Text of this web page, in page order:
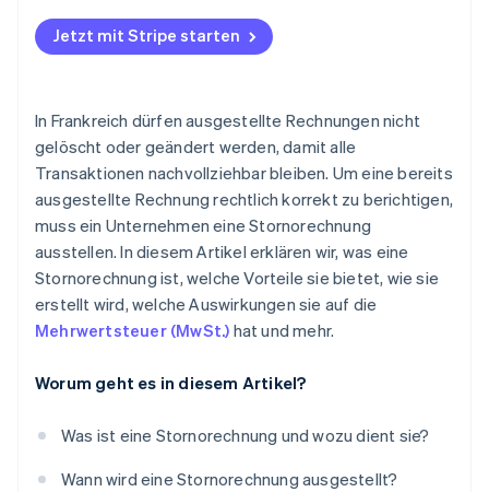
Was ist mit der Mehrwertsteuer (USt.)?
Reform der elektronischen Rechnungsstellung
Jetzt mit Stripe starten
In Frankreich dürfen ausgestellte Rechnungen nicht
gelöscht oder geändert werden, damit alle
Transaktionen nachvollziehbar bleiben. Um eine bereits
ausgestellte Rechnung rechtlich korrekt zu berichtigen,
muss ein Unternehmen eine Stornorechnung
ausstellen. In diesem Artikel erklären wir, was eine
Stornorechnung ist, welche Vorteile sie bietet, wie sie
erstellt wird, welche Auswirkungen sie auf die
Mehrwertsteuer (MwSt.) hat und mehr.
Worum geht es in diesem Artikel?
Was ist eine Stornorechnung und wozu dient sie?
Wann wird eine Stornorechnung ausgestellt?